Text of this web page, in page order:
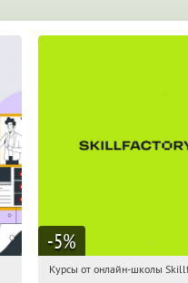
-5%
11:02:56
Получи
Курсы от онлайн-школы